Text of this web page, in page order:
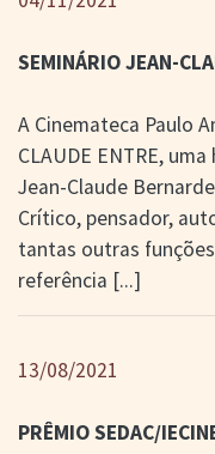
SEMINÁRIO JEAN-
A Cinemateca Paulo
CLAUDE ENTRE,
Jean-Claude
Crítico, pensador,
tantas outras
referência [...]
13/08/2021
PRÊMIO SEDAC/